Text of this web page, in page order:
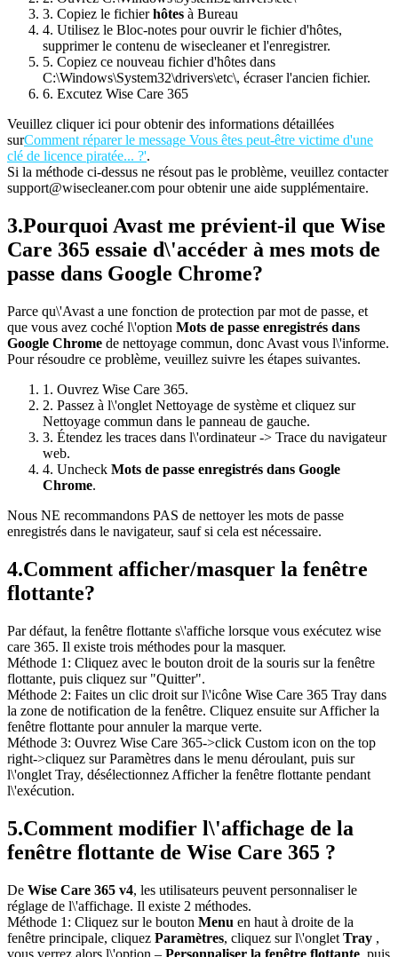
3. Copiez le fichierhôtes à Bureau
4. Utilisez le Bloc-notes pour ouvrir le fichier d'hôtes,
supprimer le contenu de wisecleaner et l'enregistrer.
5. Copiez ce nouveau fichier d'hôtes dans
C:\Windows\System32\drivers\etc\, écraser l'ancien fichier.
6. Excutez Wise Care 365
Veuillez cliquer ici pour obtenir des informations détaillées
surComment réparer le message Vous êtes peut-être victime d'une
clé de licence piratée... ?'.
Si la méthode ci-dessus ne résout pas le problème, veuillez contacter
support@wisecleaner.com pour obtenir une aide supplémentaire.
3.Pourquoi Avast me prévient-il que Wise
Care 365 essaie d\'accéder à mes mots de
passe dans Google Chrome?
Parce qu\'Avast a une fonction de protection par mot de passe, et
que vous avez coché l\'option Mots de passe enregistrés dans
Google Chrome de nettoyage commun, donc Avast vous l\'informe.
Pour résoudre ce problème, veuillez suivre les étapes suivantes.
1. Ouvrez Wise Care 365.
2. Passez à l\'onglet Nettoyage de système et cliquez sur
Nettoyage commun dans le panneau de gauche.
3. Étendez les traces dans l\'ordinateur -> Trace du navigateur
web.
4. Uncheck Mots de passe enregistrés dans Google
Chrome.
Nous NE recommandons PAS de nettoyer les mots de passe
enregistrés dans le navigateur, sauf si cela est nécessaire.
4.Comment afficher/masquer la fenêtre
flottante?
Par défaut, la fenêtre flottante s\'affiche lorsque vous exécutez wise
care 365. Il existe trois méthodes pour la masquer.
Méthode 1: Cliquez avec le bouton droit de la souris sur la fenêtre
flottante, puis cliquez sur "Quitter".
Méthode 2: Faites un clic droit sur l\'icône Wise Care 365 Tray dans
la zone de notification de la fenêtre. Cliquez ensuite sur Afficher la
fenêtre flottante pour annuler la marque verte.
Méthode 3: Ouvrez Wise Care 365->click Custom icon on the top
right->cliquez sur Paramètres dans le menu déroulant, puis sur
l\'onglet Tray, désélectionnez Afficher la fenêtre flottante pendant
l\'exécution.
5.Comment modifier l\'affichage de la
fenêtre flottante de Wise Care 365 ?
De Wise Care 365 v4, les utilisateurs peuvent personnaliser le
réglage de l\'affichage. Il existe 2 méthodes.
Méthode 1: Cliquez sur le bouton Menu en haut à droite de la
fenêtre principale, cliquez Paramètres, cliquez sur l\'onglet Tray ,
vous verrez alors l\'option – Personnaliser la fenêtre flottante , puis